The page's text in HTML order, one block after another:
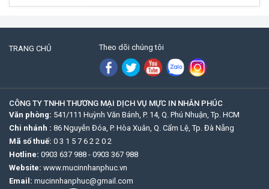
TRANG CHỦ Theo dõi chúng tôi
CÔNG TY TNHH THƯƠNG MẠI DỊCH VỤ MỰC IN NHÂN PHÚC
Văn phòng: 541/111 Huỳnh Văn Bánh, P. 14, Q. Phú Nhuận, Tp. HCM
Chi nhánh : 86 Nguyễn Đóa, P. Hòa Xuân, Q. Cẩm Lệ, Tp. Đà Nẵng
Mã số thuế: 0 3 1 5 7 6 2 2 0 2
Hotline: 0903 637 988 - 0903 367 988
Website: www.mucinnhanphuc.vn
Email: mucinnhanphuc@gmail.com